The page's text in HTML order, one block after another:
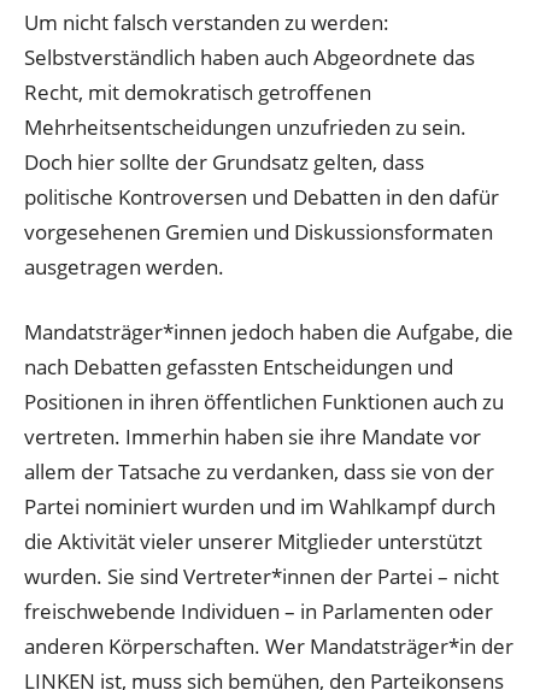
Um nicht falsch verstanden zu werden:
Selbstverständlich haben auch Abgeordnete das
Recht, mit demokratisch getroffenen
Mehrheitsentscheidungen unzufrieden zu sein.
Doch hier sollte der Grundsatz gelten, dass
politische Kontroversen und Debatten in den dafür
vorgesehenen Gremien und Diskussionsformaten
ausgetragen werden.
Mandatsträger*innen jedoch haben die Aufgabe, die
nach Debatten gefassten Entscheidungen und
Positionen in ihren öffentlichen Funktionen auch zu
vertreten. Immerhin haben sie ihre Mandate vor
allem der Tatsache zu verdanken, dass sie von der
Partei nominiert wurden und im Wahlkampf durch
die Aktivität vieler unserer Mitglieder unterstützt
wurden. Sie sind Vertreter*innen der Partei – nicht
freischwebende Individuen – in Parlamenten oder
anderen Körperschaften. Wer Mandatsträger*in der
LINKEN ist, muss sich bemühen, den Parteikonsens